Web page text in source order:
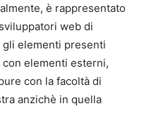
è rappresentato
web di
elementi presenti
elementi esterni,
con la facoltà di
anzichè in quella